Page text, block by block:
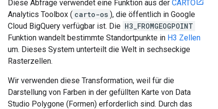
Diese Abfrage verwendet eine Funktion aus der CARTO
Analytics Toolbox ( carto-os ), die öffentlich in Google
Cloud BigQuery verfügbar ist. Die H3_FROMGEOGPOINT
Funktion wandelt bestimmte Standortpunkte in H3 Zellen
um. Dieses System unterteilt die Welt in sechseckige
Rasterzellen.
Wir verwenden diese Transformation, weil für die
Darstellung von Farben in der gefüllten Karte von Data
Studio Polygone (Formen) erforderlich sind. Durch das